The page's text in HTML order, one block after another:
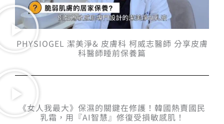
PHYSIOGEL 潔美淨& 皮膚科 柯威志醫師 分享皮膚
科醫師睡前保養篇
《女人我最大》保濕的關鍵在修護！韓國熱賣國民
乳霜，用『AI智慧』修復受損敏感肌！